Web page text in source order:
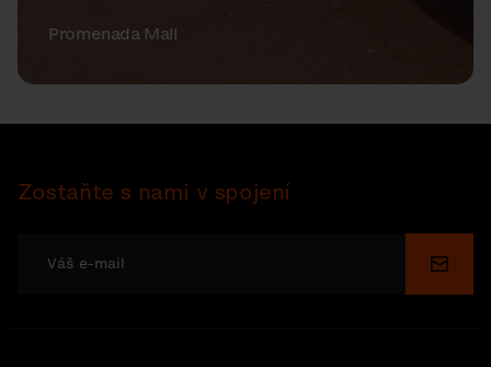
Promenada Mall
Zostaňte s nami v spojení